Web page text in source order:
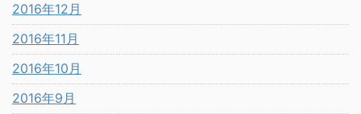
2016年12月
2016年11月
2016年10月
2016年9月